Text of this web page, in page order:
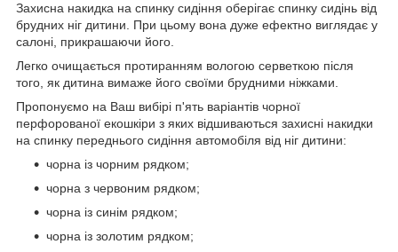
Захисна накидка на спинку сидіння оберігає спинку сидінь від
брудних ніг дитини. При цьому вона дуже ефектно виглядає у
салоні, прикрашаючи його.
Легко очищається протиранням вологою серветкою після
того, як дитина вимаже його своїми брудними ніжками.
Пропонуємо на Ваш вибірі п'ять варіантів чорної
перфорованої екошкіри з яких відшиваються захисні накидки
на спинку переднього сидіння автомобіля від ніг дитини:
чорна із чорним рядком;
чорна з червоним рядком;
чорна із синім рядком;
чорна із золотим рядком;